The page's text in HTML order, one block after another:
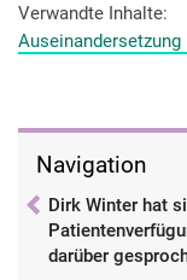
Verwandte Inhalte
Navigation
Dirk Winter hat
darüber